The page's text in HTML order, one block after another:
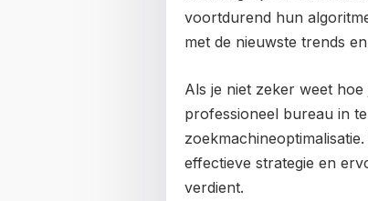
voortdurend hun
met de nieuwste trends
Als je niet zeker weet
professioneel bureau in
effectieve strategie en
verdient.